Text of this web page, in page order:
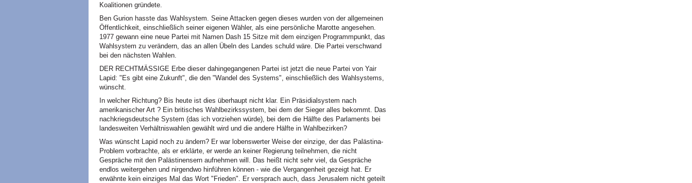
Koalitionen gründete.
Ben Gurion hasste das Wahlsystem. Seine Attacken gegen dieses wurden von der allgemeinen
Öffentlichkeit, einschließlich seiner eigenen Wähler, als eine persönliche Marotte angesehen.
1977 gewann eine neue Partei mit Namen Dash 15 Sitze mit dem einzigen Programmpunkt, das
Wahlsystem zu verändern, das an allen Übeln des Landes schuld wäre. Die Partei verschwand
bei den nächsten Wahlen.
DER RECHTMÄSSIGE Erbe dieser dahingegangenen Partei ist jetzt die neue Partei von Yair
Lapid: "Es gibt eine Zukunft", die den "Wandel des Systems", einschließlich des Wahlsystems,
wünscht.
In welcher Richtung? Bis heute ist dies überhaupt nicht klar. Ein Präsidialsystem nach
amerikanischer Art ? Ein britisches Wahlbezirkssystem, bei dem der Sieger alles bekommt. Das
nachkriegsdeutsche System (das ich vorziehen würde), bei dem die Hälfte des Parlaments bei
landesweiten Verhältniswahlen gewählt wird und die andere Hälfte in Wahlbezirken?
Was wünscht Lapid noch zu ändern? Er war lobenswerter Weise der einzige, der das Palästina-
Problem vorbrachte, als er erklärte, er werde an keiner Regierung teilnehmen, die nicht
Gespräche mit den Palästinensern aufnehmen will. Das heißt nicht sehr viel, da Gespräche
endlos weitergehen und nirgendwo hinführen können - wie die Vergangenheit gezeigt hat. Er
erwähnte kein einziges Mal das Wort "Frieden". Er versprach auch, dass Jerusalem nicht geteilt